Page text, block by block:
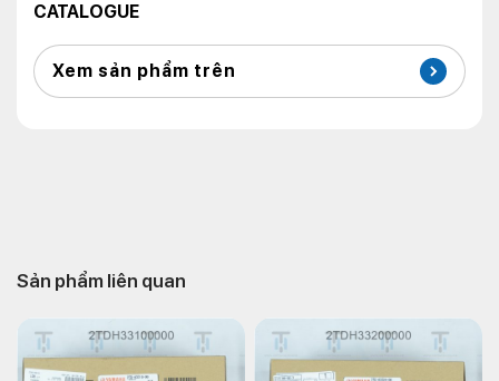
CATALOGUE
Xem sản phẩm trên
Sản phẩm liên quan